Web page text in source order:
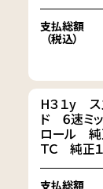
支払総額
（税込）
H３１y
ド ６速ミ
ロール 純
ＴＣ 純正１
支払総額